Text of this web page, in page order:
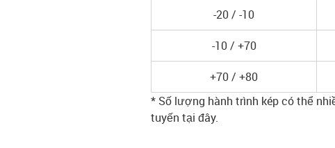
-20 / -10
-10 / +70
+70 / +80
* Số lượng hành trình kép có thể
tuyến tại đây.